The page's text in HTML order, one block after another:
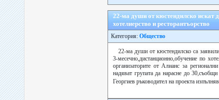
22-ма души от кюстендилско искат
хотелиерство и ресторантъорство
Категория: Общество
22-ма души от кюстендилско са
3-месечно,дистанционно,обучение по
организаторите от Алианс за
надяват групата да нарасне до
Георгиев ръководител на проекта